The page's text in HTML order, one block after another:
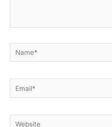
Name*
Email*
Website